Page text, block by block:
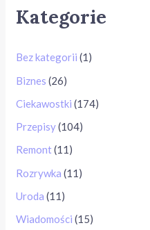
Kategorie
Bez kategorii (1)
Biznes (26)
Ciekawostki (174)
Przepisy(104)
Remont (11)
Rozrywka (11)
Uroda (11)
Wiadomości (15)